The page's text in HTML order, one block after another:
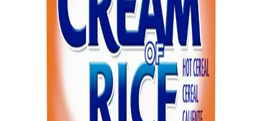
Bu tarif, limon biberli tereyağlı balık ve köri soslu pirinçle dengeli
baharat kullanımı ve basınçlı tencereyle pratik pişirme sunar.
Lezzetli ve besleyici bir yemek seçeneği oluşturur.
Pişmiş ve Pişmiş Olmayan Pirinçlerin Kalori İçeriği
ve Beslenme İpuçları
Pirinç, farklı pişirme şekilleriyle kalori içeriği değişen temel besindir.
Pişmiş ve pişmiş olmayan pirinçlerin kalori farklarını öğrenerek
sağlıklı beslenmenize katkı sağlayın.